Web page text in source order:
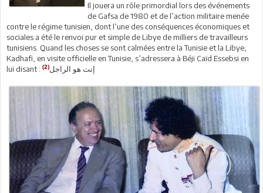
Il jouera un rôle primordial lors des événements
de Gafsa de 1980 et de l’action militaire menée
contre le régime tunisien, dont l’une des conséquences économiques et
sociales a été le renvoi pur et simple de Libye de milliers de travailleurs
tunisiens. Quand les choses se sont calmées entre la Tunisie et la Libye,
Kadhafi, en visite officielle en Tunisie, s’adressera à Béji Caïd Essebsi en
lui disant : إنت هو الراجل(2)